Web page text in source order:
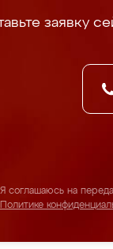
заявку
Я соглашаюсь на
Политике